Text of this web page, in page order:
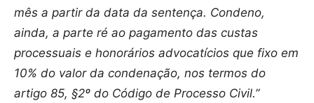
mês a partir da data da sentença. Condeno,
ainda, a parte ré ao pagamento das custas
processuais e honorários advocatícios que fixo em
10% do valor da condenação, nos termos do
artigo 85, §2º do Código de Processo Civil.”